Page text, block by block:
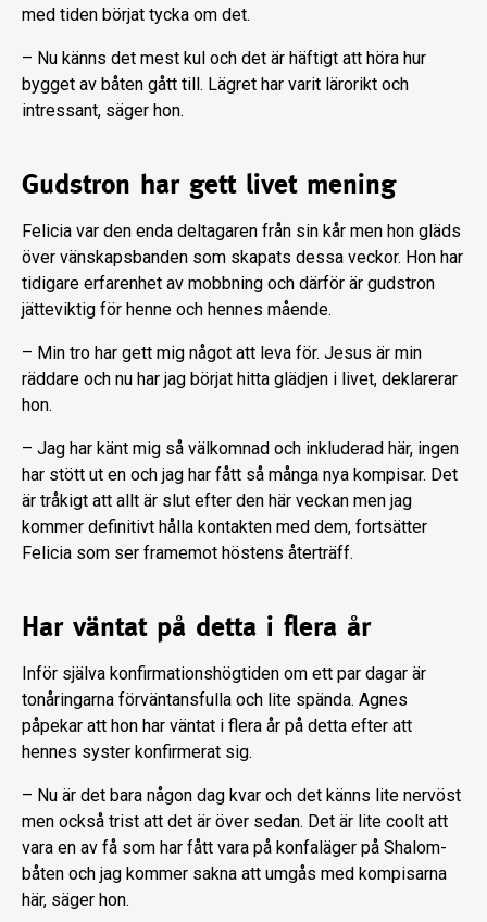
med tiden börjat tycka om det.
– Nu känns det mest kul och det är häftigt att höra hur
bygget av båten gått till. Lägret har varit lärorikt och
intressant, säger hon.
Gudstron har gett livet mening
Felicia var den enda deltagaren från sin kår men hon gläds
över vänskapsbanden som skapats dessa veckor. Hon har
tidigare erfarenhet av mobbning och därför är gudstron
jätteviktig för henne och hennes mående.
– Min tro har gett mig något att leva för. Jesus är min
räddare och nu har jag börjat hitta glädjen i livet, deklarerar
hon.
– Jag har känt mig så välkomnad och inkluderad här, ingen
har stött ut en och jag har fått så många nya kompisar. Det
är tråkigt att allt är slut efter den här veckan men jag
kommer definitivt hålla kontakten med dem, fortsätter
Felicia som ser framemot höstens återträff.
Har väntat på detta i flera år
Inför själva konfirmationshögtiden om ett par dagar är
tonåringarna förväntansfulla och lite spända. Agnes
påpekar att hon har väntat i flera år på detta efter att
hennes syster konfirmerat sig.
– Nu är det bara någon dag kvar och det känns lite nervöst
men också trist att det är över sedan. Det är lite coolt att
vara en av få som har fått vara på konfaläger på Shalom-
båten och jag kommer sakna att umgås med kompisarna
här, säger hon.